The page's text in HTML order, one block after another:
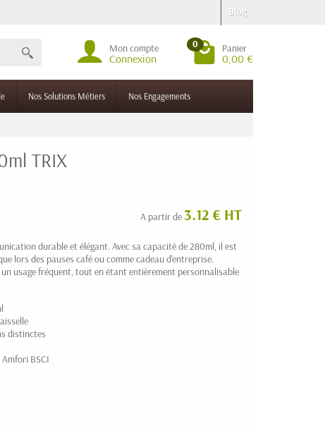
Blog
Mon compte
Connexion
0 Panier
0,00 €
Nos Solutions Métiers Nos Engagements
TRIX
A partir de 3.12 € HT
durable et élégant. Avec sa capacité de 280ml, il est
lors des pauses café ou comme cadeau d'entreprise.
usage fréquent, tout en étant entièrement personnalisable
distinctes
BSCI